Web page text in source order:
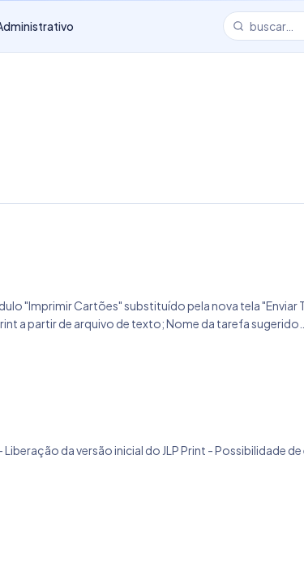
"Imprimir Cartões" substituído pela nova tela "Enviar
a partir de arquivo de texto; Nome da tarefa sugerido
Impressão de cartões e volantes agora é feita
da versão inicial do JLP Print - Possibilidade